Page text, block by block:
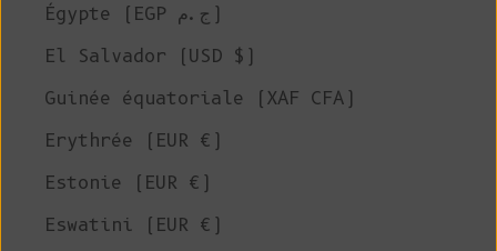
Égypte (EGP ج.م)
El Salvador (USD $)
Guinée équatoriale (XAF CFA)
Erythrée (EUR €)
Estonie (EUR €)
Eswatini (EUR €)